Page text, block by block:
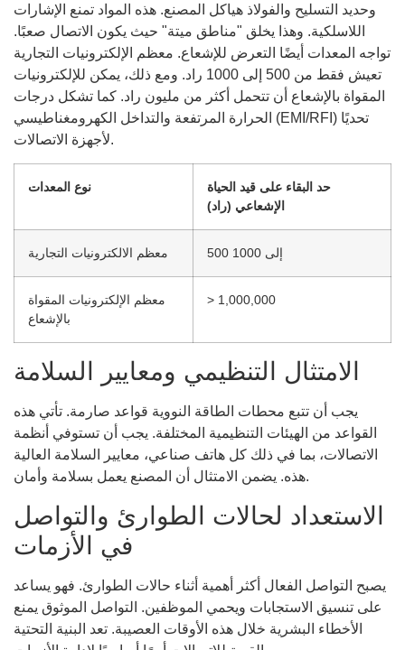
وحديد التسليح والفولاذ هياكل المصنع. هذه المواد تمنع الإشارات
اللاسلكية. وهذا يخلق "مناطق ميتة" حيث يكون الاتصال صعبًا.
تواجه المعدات أيضًا التعرض للإشعاع. معظم الإلكترونيات التجارية
تعيش فقط من 500 إلى 1000 راد. ومع ذلك، يمكن للإلكترونيات
المقواة بالإشعاع أن تتحمل أكثر من مليون راد. كما تشكل درجات
الحرارة المرتفعة والتداخل الكهرومغناطيسي (EMI/RFI) تحديًا
لأجهزة الاتصالات.
نوع المعدات
حد البقاء على قيد الحياة
الإشعاعي (راد)
معظم الالكترونيات التجارية 500 إلى 1000
معظم الإلكترونيات المقواة
بالإشعاع
> 1,000,000
الامتثال التنظيمي ومعايير السلامة
يجب أن تتبع محطات الطاقة النووية قواعد صارمة. تأتي هذه
القواعد من الهيئات التنظيمية المختلفة. يجب أن تستوفي أنظمة
الاتصالات، بما في ذلك كل هاتف صناعي، معايير السلامة العالية
هذه. يضمن الامتثال أن المصنع يعمل بسلامة وأمان.
الاستعداد لحالات الطوارئ والتواصل
في الأزمات
يصبح التواصل الفعال أكثر أهمية أثناء حالات الطوارئ. فهو يساعد
على تنسيق الاستجابات ويحمي الموظفين. التواصل الموثوق يمنع
الأخطاء البشرية خلال هذه الأوقات العصيبة. تعد البنية التحتية